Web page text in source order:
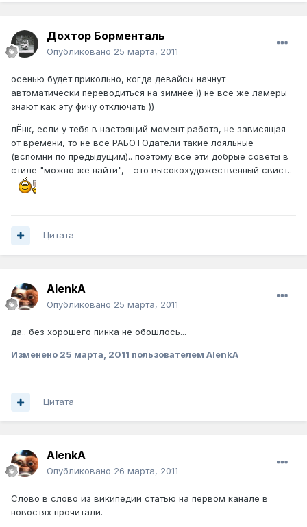
Дохтор Борменталь
Опубликовано 25 марта, 2011
осенью будет прикольно, когда девайсы начнут
автоматически переводиться на зимнее )) не все же ламеры
знают как эту фичу отключать ))
лЁнк, если у тебя в настоящий момент работа, не зависящая
от времени, то не все РАБОТОдатели такие лояльные
(вспомни по предыдущим).. поэтому все эти добрые советы в
стиле "можно же найти", - это высокохудожественный свист..
Цитата
AlenkA
Опубликовано 25 марта, 2011
да.. без хорошего пинка не обошлось...
Изменено 25 марта, 2011 пользователем AlenkA
Цитата
AlenkA
Опубликовано 26 марта, 2011
Слово в слово из википедии статью на первом канале в
новостях прочитали.